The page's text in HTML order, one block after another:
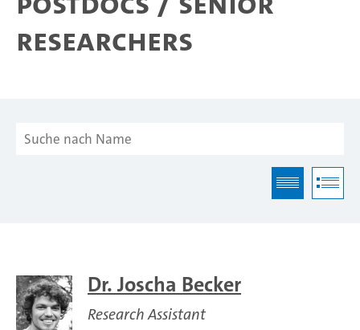
Researchers
Dr. Joscha Becker
Research Assistant